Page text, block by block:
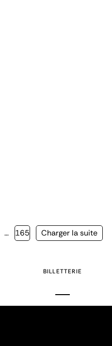
… Page
165
Page
Charger la suite
BILLETTERIE